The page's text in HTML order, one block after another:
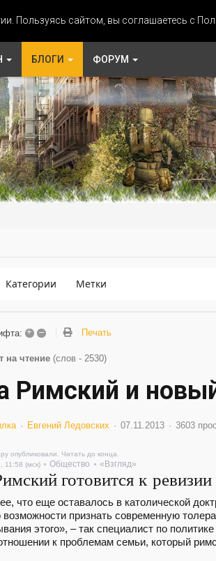
Пользуясь сайтом, вы соглашаетесь с
БЛОГИ ФОРУМ
Категории Метки
+ – Печать
на чтение (слов - 2530)
Римский и
Евгений Ледовских 07.11.2013 3603
опубликовали. Читать до конца.
11:58 (мск) | Общество | «Взгляд»
готовится к
что еще оставалось в католической
возможности признать современную
этого», – так специалист по
к проблемам семьи, который